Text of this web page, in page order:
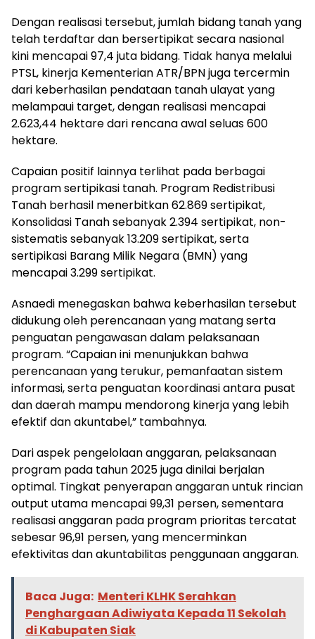
Dengan realisasi tersebut, jumlah bidang tanah yang
telah terdaftar dan bersertipikat secara nasional
kini mencapai 97,4 juta bidang. Tidak hanya melalui
PTSL, kinerja Kementerian ATR/BPN juga tercermin
dari keberhasilan pendataan tanah ulayat yang
melampaui target, dengan realisasi mencapai
2.623,44 hektare dari rencana awal seluas 600
hektare.
Capaian positif lainnya terlihat pada berbagai
program sertipikasi tanah. Program Redistribusi
Tanah berhasil menerbitkan 62.869 sertipikat,
Konsolidasi Tanah sebanyak 2.394 sertipikat, non-
sistematis sebanyak 13.209 sertipikat, serta
sertipikasi Barang Milik Negara (BMN) yang
mencapai 3.299 sertipikat.
Asnaedi menegaskan bahwa keberhasilan tersebut
didukung oleh perencanaan yang matang serta
penguatan pengawasan dalam pelaksanaan
program. “Capaian ini menunjukkan bahwa
perencanaan yang terukur, pemanfaatan sistem
informasi, serta penguatan koordinasi antara pusat
dan daerah mampu mendorong kinerja yang lebih
efektif dan akuntabel,” tambahnya.
Dari aspek pengelolaan anggaran, pelaksanaan
program pada tahun 2025 juga dinilai berjalan
optimal. Tingkat penyerapan anggaran untuk rincian
output utama mencapai 99,31 persen, sementara
realisasi anggaran pada program prioritas tercatat
sebesar 96,91 persen, yang mencerminkan
efektivitas dan akuntabilitas penggunaan anggaran.
Baca Juga: Menteri KLHK Serahkan
Penghargaan Adiwiyata Kepada 11 Sekolah
di Kabupaten Siak